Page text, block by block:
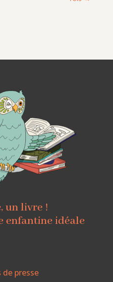
un livre !
enfantine idéale
presse